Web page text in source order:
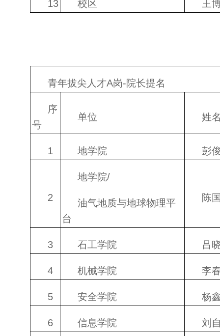
13 校区 王
青年拔尖人才A岗-院长提名
序
号
单位 姓名
1 地学院 彭
2
地学院/
油气地质与地球物理平
台
陈
3 石工学院 吕
4 机械学院 李
5 安全学院 杨
6 信息学院 刘